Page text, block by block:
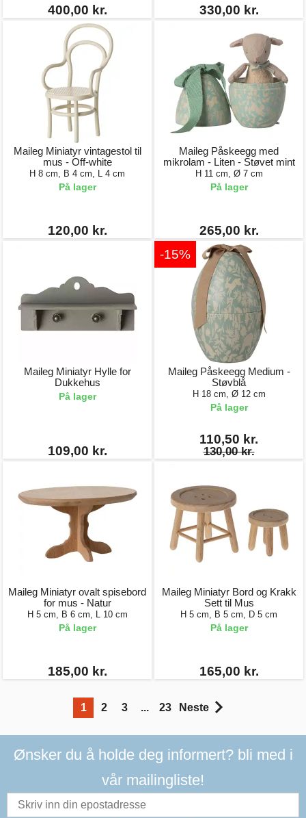
400,00 kr. 330,00 kr.
Maileg Miniatyr vintagestol til
mus - Off-white
H 8 cm, B 4 cm, L 4 cm
På lager
120,00 kr.
Maileg Påskeegg med
mikrolam - Liten - Støvet mint
H 11 cm, Ø 7 cm
På lager
265,00 kr.
Maileg Miniatyr Hylle for
Dukkehus
På lager
109,00 kr.
-15%
Maileg Påskeegg Medium -
Støvblå
H 18 cm, Ø 12 cm
På lager
110,50 kr.
130,00 kr.
Maileg Miniatyr ovalt spisebord
for mus - Natur
H 5 cm, B 6 cm, L 10 cm
På lager
185,00 kr.
Maileg Miniatyr Bord og Krakk
Sett til Mus
H 5 cm, B 5 cm, D 5 cm
På lager
165,00 kr.
1 2 3 ... 23 Neste
Ønsker du å holde deg informert? bli med i
vår mailingliste!